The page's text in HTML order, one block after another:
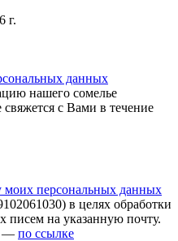
г.
данных
нашего сомелье
с Вами в течение
моих персональных данных
в целях обработки
писем на указанную почту.
— по ссылке